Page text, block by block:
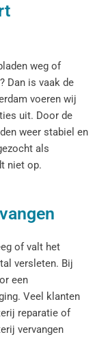
weg of
Dan is vaak de
voeren wij
uit. Door de
weer stabiel en
als
niet op.
of valt het
versleten. Bij
een
Veel klanten
reparatie of
vervangen